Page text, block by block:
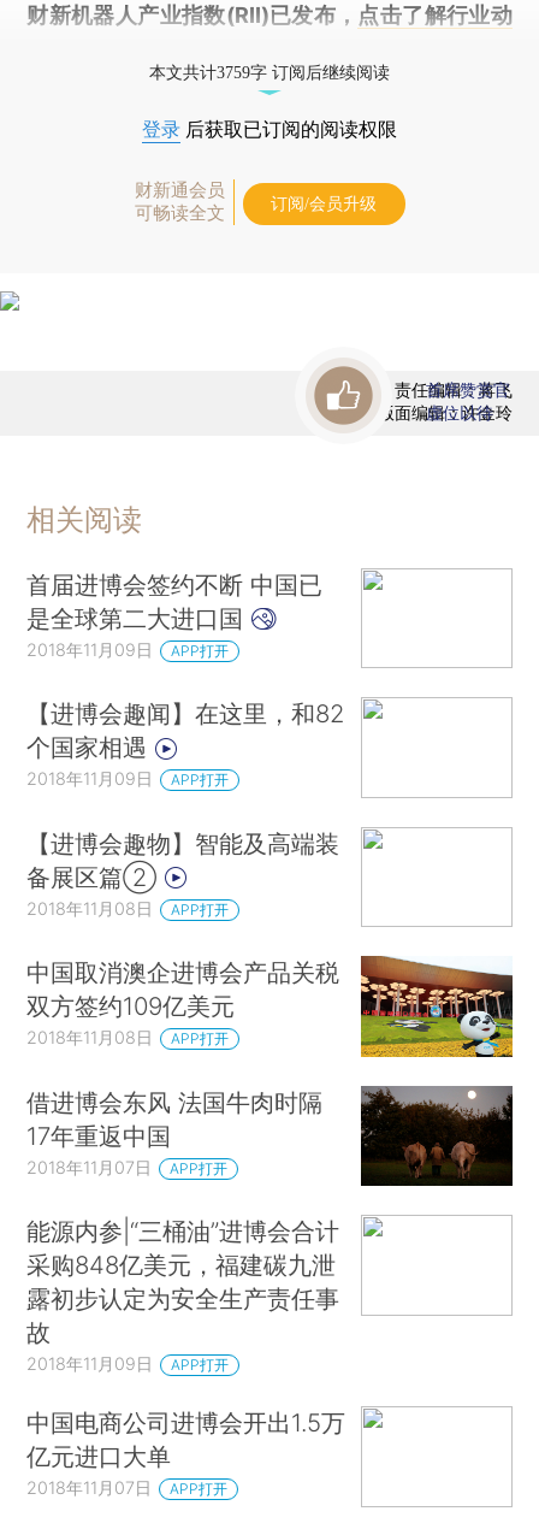
财新机器人产业指数(RII)已发布， 点击了解行业动
本文共计3759字 订阅后继续阅读
登录 后获取已订阅的阅读权限
财新通会员
可畅读全文
订阅/会员升级
责任编辑：蒋飞
版面编辑：许金玲
首席赞赏官
虚位以待
相关阅读
首届进博会签约不断 中国已
是全球第二大进口国
2018年11月09日 APP打开
【进博会趣闻】在这里，和82
个国家相遇
2018年11月09日 APP打开
【进博会趣物】智能及高端装
备展区篇②
2018年11月08日 APP打开
中国取消澳企进博会产品关税
双方签约109亿美元
2018年11月08日 APP打开
借进博会东风 法国牛肉时隔
17年重返中国
2018年11月07日 APP打开
能源内参|“三桶油”进博会合计
采购848亿美元，福建碳九泄
露初步认定为安全生产责任事
故
2018年11月09日 APP打开
中国电商公司进博会开出1.5万
亿元进口大单
2018年11月07日 APP打开